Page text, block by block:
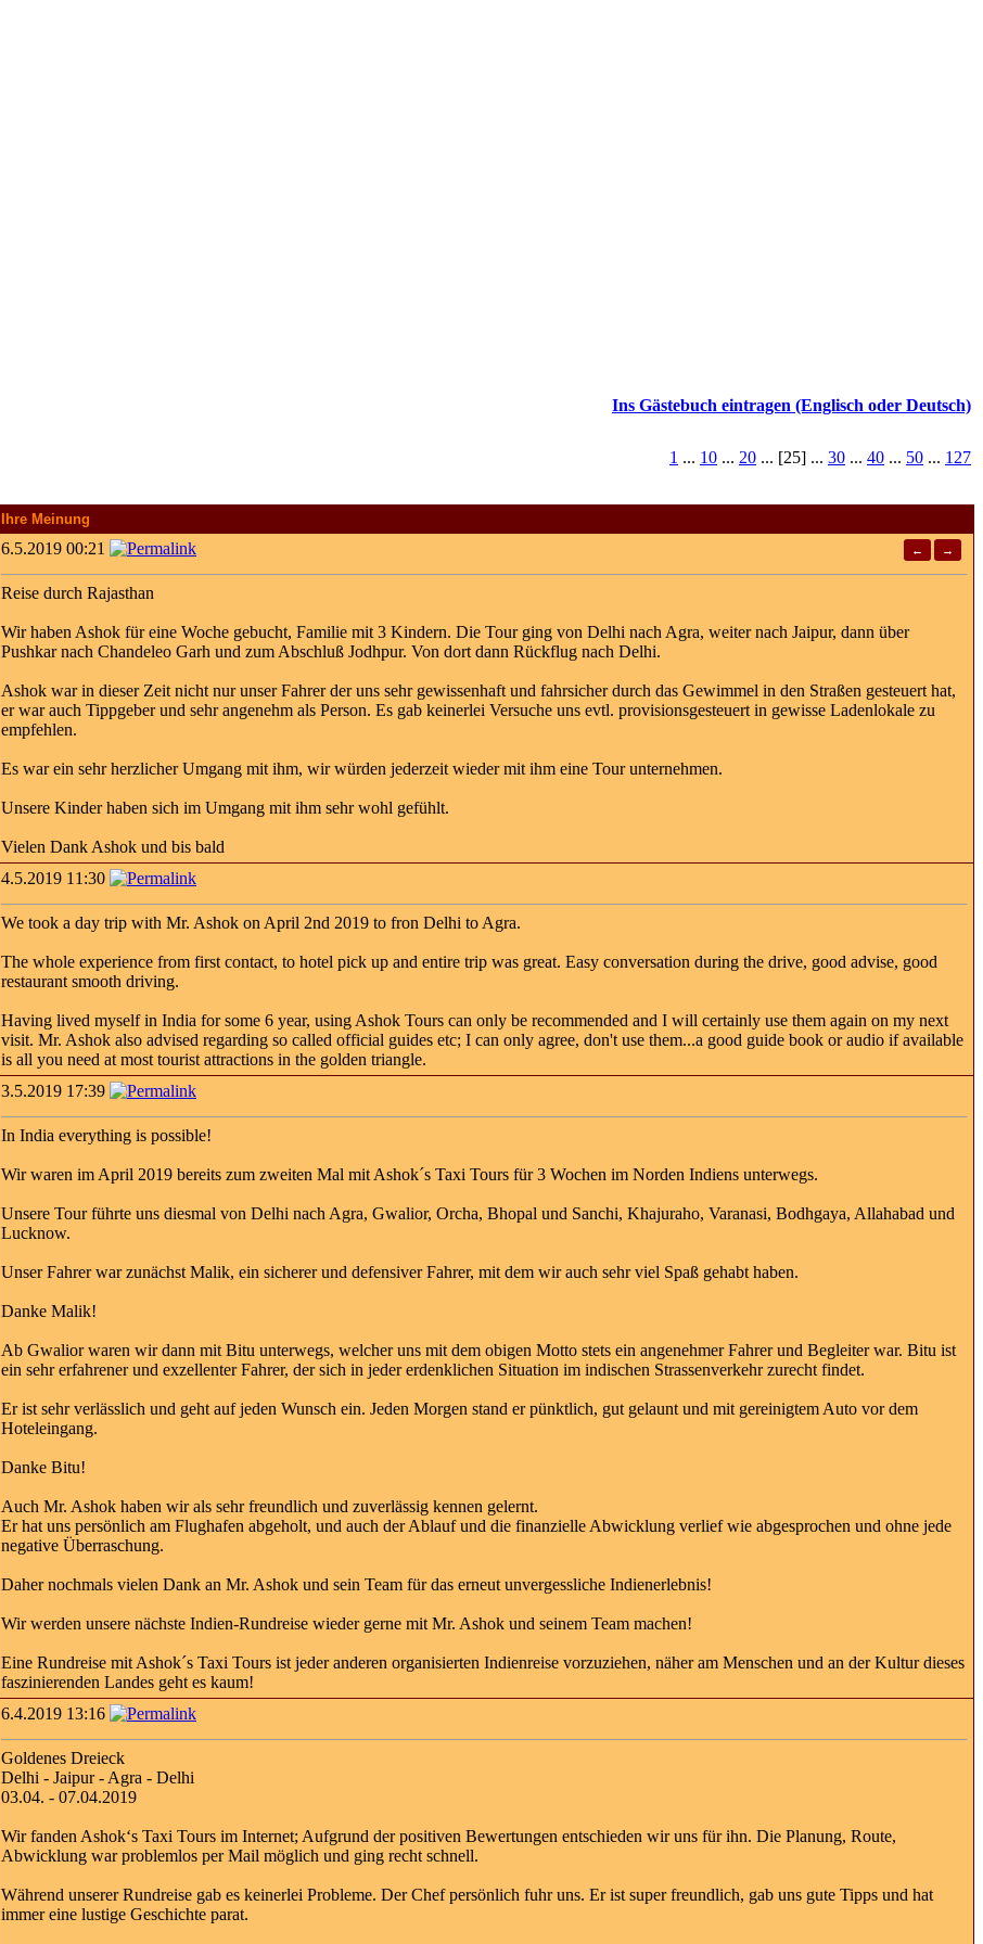
Ins Gästebuch eintragen (Englisch oder Deutsch)
1 ... 10 ... 20 ... [25] ... 30 ... 40 ... 50 ... 127
Ihre Meinung
← →
6.5.2019 00:21
Reise durch Rajasthan
Wir haben Ashok für eine Woche gebucht, Familie mit 3 Kindern. Die Tour ging von Delhi nach Agra, weiter nach Jaipur, dann über
Pushkar nach Chandeleo Garh und zum Abschluß Jodhpur. Von dort dann Rückflug nach Delhi.
Ashok war in dieser Zeit nicht nur unser Fahrer der uns sehr gewissenhaft und fahrsicher durch das Gewimmel in den Straßen gesteuert hat,
er war auch Tippgeber und sehr angenehm als Person. Es gab keinerlei Versuche uns evtl. provisionsgesteuert in gewisse Ladenlokale zu
empfehlen.
Es war ein sehr herzlicher Umgang mit ihm, wir würden jederzeit wieder mit ihm eine Tour unternehmen.
Unsere Kinder haben sich im Umgang mit ihm sehr wohl gefühlt.
Vielen Dank Ashok und bis bald
4.5.2019 11:30
We took a day trip with Mr. Ashok on April 2nd 2019 to fron Delhi to Agra.
The whole experience from first contact, to hotel pick up and entire trip was great. Easy conversation during the drive, good advise, good
restaurant smooth driving.
Having lived myself in India for some 6 year, using Ashok Tours can only be recommended and I will certainly use them again on my next
visit. Mr. Ashok also advised regarding so called official guides etc; I can only agree, don't use them...a good guide book or audio if available
is all you need at most tourist attractions in the golden triangle.
3.5.2019 17:39
In India everything is possible!
Wir waren im April 2019 bereits zum zweiten Mal mit Ashok´s Taxi Tours für 3 Wochen im Norden Indiens unterwegs.
Unsere Tour führte uns diesmal von Delhi nach Agra, Gwalior, Orcha, Bhopal und Sanchi, Khajuraho, Varanasi, Bodhgaya, Allahabad und
Lucknow.
Unser Fahrer war zunächst Malik, ein sicherer und defensiver Fahrer, mit dem wir auch sehr viel Spaß gehabt haben.
Danke Malik!
Ab Gwalior waren wir dann mit Bitu unterwegs, welcher uns mit dem obigen Motto stets ein angenehmer Fahrer und Begleiter war. Bitu ist
ein sehr erfahrener und exzellenter Fahrer, der sich in jeder erdenklichen Situation im indischen Strassenverkehr zurecht findet.
Er ist sehr verlässlich und geht auf jeden Wunsch ein. Jeden Morgen stand er pünktlich, gut gelaunt und mit gereinigtem Auto vor dem
Hoteleingang.
Danke Bitu!
Auch Mr. Ashok haben wir als sehr freundlich und zuverlässig kennen gelernt.
Er hat uns persönlich am Flughafen abgeholt, und auch der Ablauf und die finanzielle Abwicklung verlief wie abgesprochen und ohne jede
negative Überraschung.
Daher nochmals vielen Dank an Mr. Ashok und sein Team für das erneut unvergessliche Indienerlebnis!
Wir werden unsere nächste Indien-Rundreise wieder gerne mit Mr. Ashok und seinem Team machen!
Eine Rundreise mit Ashok´s Taxi Tours ist jeder anderen organisierten Indienreise vorzuziehen, näher am Menschen und an der Kultur dieses
faszinierenden Landes geht es kaum!
6.4.2019 13:16
Goldenes Dreieck
Delhi - Jaipur - Agra - Delhi
03.04. - 07.04.2019
Wir fanden Ashok‘s Taxi Tours im Internet; Aufgrund der positiven Bewertungen entschieden wir uns für ihn. Die Planung, Route,
Abwicklung war problemlos per Mail möglich und ging recht schnell.
Während unserer Rundreise gab es keinerlei Probleme. Der Chef persönlich fuhr uns. Er ist super freundlich, gab uns gute Tipps und hat
immer eine lustige Geschichte parat.